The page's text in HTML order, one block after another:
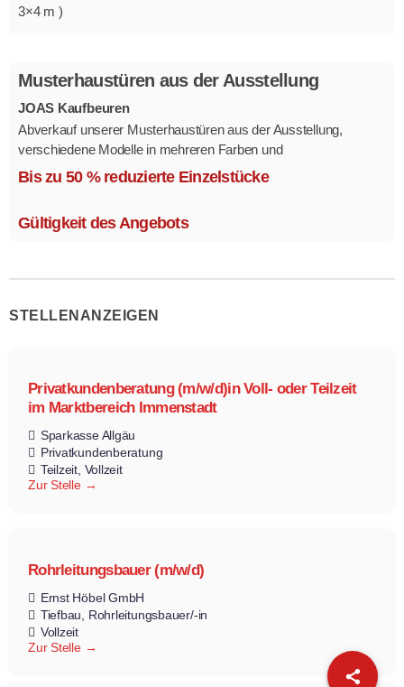
3×4 m )
Musterhaustüren aus der Ausstellung
JOAS Kaufbeuren
Abverkauf unserer Musterhaustüren aus der Ausstellung,
verschiedene Modelle in mehreren Farben und
Ausstattungsvarianten.
Bis zu 50 % reduzierte Einzelstücke
Gültigkeit des Angebots
STELLENANZEIGEN
Privatkundenberatung (m/w/d)in Voll- oder Teilzeit
im Marktbereich Immenstadt
Sparkasse Allgäu
Privatkundenberatung
Teilzeit Vollzeit
Zur Stelle
Rohrleitungsbauer (m/w/d)
Ernst Höbel GmbH
Tiefbau
Rohrleitungsbauer/-in
Vollzeit
Zur Stelle